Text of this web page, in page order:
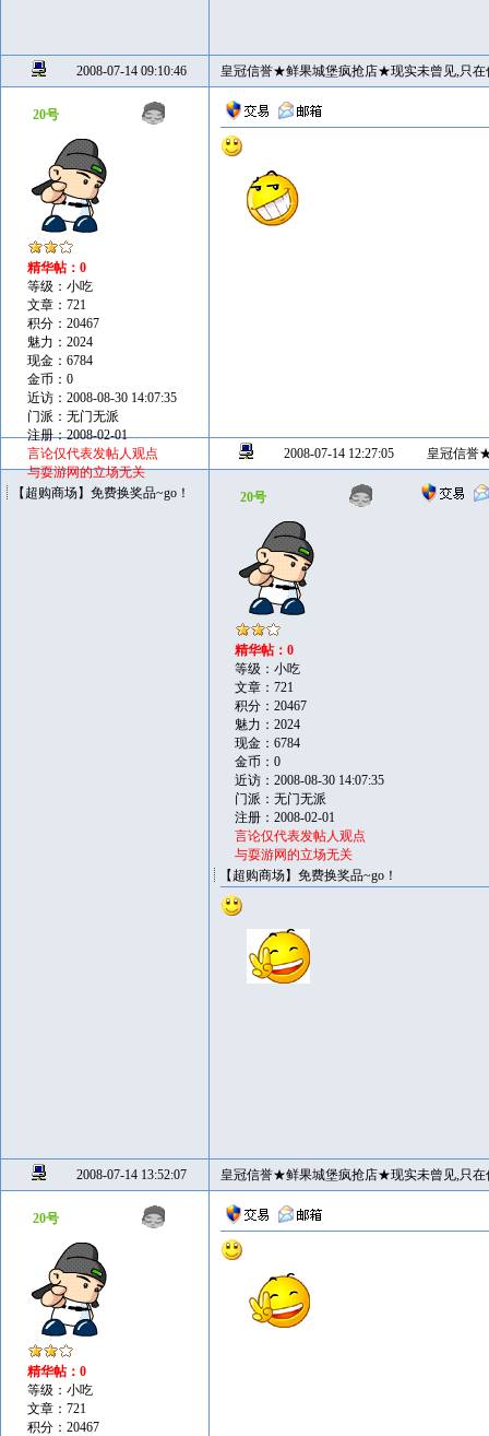
2008-07-14 09:10:46 皇冠信誉★鲜果城堡疯抢店★现实未曾见,只在
20号
精华帖：0
等级：小吃
文章：721
积分：20467
魅力：2024
现金：6784
金币：0
近访：2008-08-30 14:07:35
门派：无门无派
注册：2008-02-01
言论仅代表发帖人观点
与耍游网的立场无关
【超购商场】免费换奖品~go！
2008-07-14 12:27:05 皇冠信誉
20号
精华帖：0
等级：小吃
文章：721
积分：20467
魅力：2024
现金：6784
金币：0
近访：2008-08-30 14:07:35
门派：无门无派
注册：2008-02-01
言论仅代表发帖人观点
与耍游网的立场无关
【超购商场】免费换奖品~go！
2008-07-14 13:52:07 皇冠信誉★鲜果城堡疯抢店★现实未曾见,只在
20号
精华帖：0
等级：小吃
文章：721
积分：20467